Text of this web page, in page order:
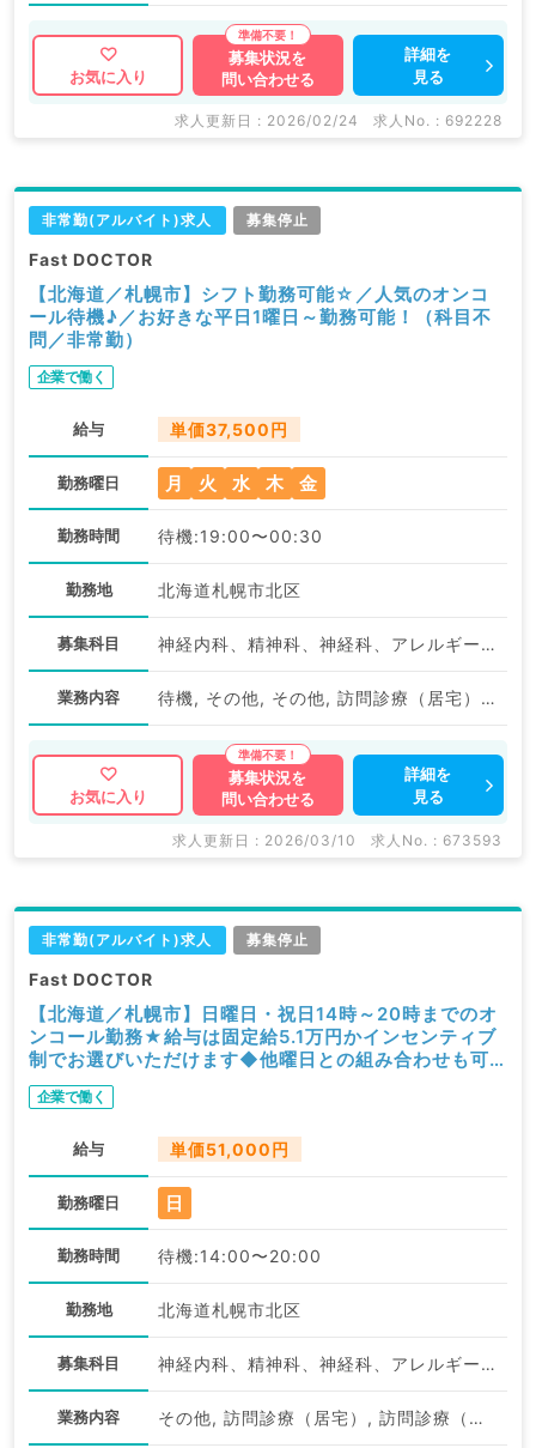
お気に入り
募集状況を
問い合わせる
詳細を
見る
求人更新日 : 2026/02/24 求人No. : 692228
非常勤(アルバイト)求人 募集停止
Fast DOCTOR
【北海道／札幌市】シフト勤務可能☆／人気のオンコ
ール待機♪／お好きな平日1曜日～勤務可能！（科目不
問／非常勤）
企業で働く
給与 単価37,500円
勤務曜日 月 火 水 木 金
勤務時間 待機:19:00〜00:30
勤務地 北海道札幌市北区
募集科目 神経内科、精神科、神経科、アレルギー科、リウマチ科、小児科、整形外科、形成外科、美容外科、脳神経外科、呼吸器外科、心臓血管外科、小児外科、皮膚科、泌尿器科、産婦人科、産科、婦人科、眼科、耳鼻咽喉科、気管食道科、放射線科、リハビリテーション科、麻酔科、ペインクリニック、人工透析科、緩和ケア科、一般内科、循環器内科、呼吸器内科、消化器内科、内分泌・代謝内科、腎臓内科、老年内科、外科系全般、一般外科、消化器外科、乳腺外科、総合診療科、美容皮膚科、健診・人間ドック、救急科・ＩＣＵ、病理科、基礎医学系、膠原病科、スポーツ整形外科、大腸・肛門外科、産業医、脊髄・脊椎外科
業務内容 待機, その他, その他, 訪問診療（居宅）, 訪問診療（居宅）
お気に入り
募集状況を
問い合わせる
詳細を
見る
求人更新日 : 2026/03/10 求人No. : 673593
非常勤(アルバイト)求人 募集停止
Fast DOCTOR
【北海道／札幌市】日曜日・祝日14時～20時までのオ
ンコール勤務★給与は固定給5.1万円かインセンティブ
制でお選びいただけます◆他曜日との組み合わせも可
能です！（科目不問／非常勤）
企業で働く
給与 単価51,000円
勤務曜日 日
勤務時間 待機:14:00〜20:00
勤務地 北海道札幌市北区
募集科目 神経内科、精神科、神経科、アレルギー科、リウマチ科、小児科、整形外科、形成外科、美容外科、脳神経外科、呼吸器外科、心臓血管外科、小児外科、皮膚科、泌尿器科、産婦人科、産科、婦人科、眼科、耳鼻咽喉科、気管食道科、放射線科、リハビリテーション科、麻酔科、ペインクリニック、人工透析科、緩和ケア科、一般内科、循環器内科、呼吸器内科、消化器内科、内分泌・代謝内科、腎臓内科、老年内科、外科系全般、一般外科、消化器外科、乳腺外科、総合診療科、美容皮膚科、健診・人間ドック、救急科・ＩＣＵ、病理科、基礎医学系、膠原病科、スポーツ整形外科、大腸・肛門外科、産業医、脊髄・脊椎外科
業務内容 その他, 訪問診療（居宅）, 訪問診療（居宅）, 待機, その他